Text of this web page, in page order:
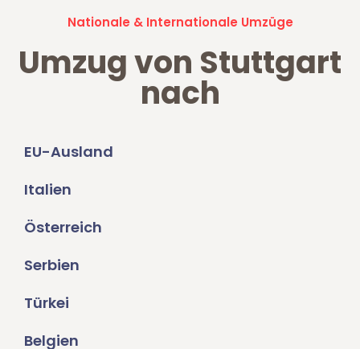
Nationale & Internationale Umzüge
Umzug von Stuttgart
nach
EU-Ausland
Italien
Österreich
Serbien
Türkei
Belgien